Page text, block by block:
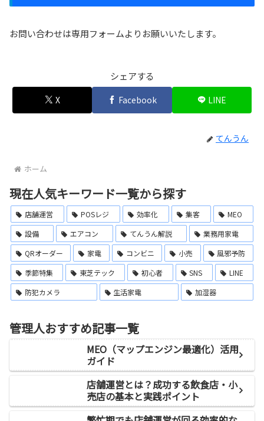
お問い合わせは専用フォームよりお願いいたします。
シェアする
X Facebook LINE
てんうん
ホーム
現在人気キーワード一覧から探す
店舗運営 POSレジ 効率化 集客
MEO
設備
エアコン てんうん解説
業務用家電
QRオーダー
家電 コンビニ 小売
風邪予防
季節特集
東芝テック 初心者 SNS
LINE
防犯カメラ
生活家電 加湿器
管理人おすすめ記事一覧
MEO（マップエンジン最適化）活用
ガイド
店舗運営とは？成功する飲食店・小
売店の基本と実践ポイント